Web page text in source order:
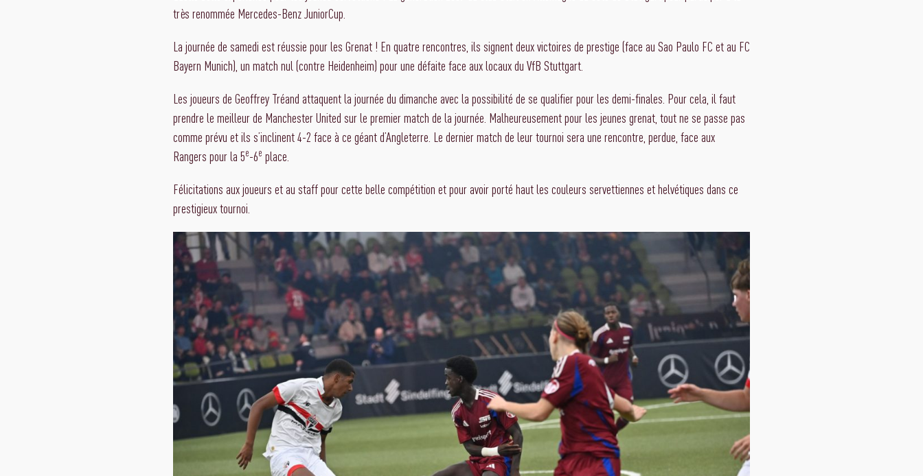
très renommée Mercedes-Benz JuniorCup.
La journée de samedi est réussie pour les Grenat ! En quatre rencontres, ils signent deux victoires de prestige (face au Sao Paulo FC et au FC
Bayern Munich), un match nul (contre Heidenheim) pour une défaite face aux locaux du VfB Stuttgart.
Les joueurs de Geoffrey Tréand attaquent la journée du dimanche avec la possibilité de se qualifier pour les demi-finales. Pour cela, il faut
prendre le meilleur de Manchester United sur le premier match de la journée. Malheureusement pour les jeunes grenat, tout ne se passe pas
comme prévu et ils s’inclinent 4-2 face à ce géant d’Angleterre. Le dernier match de leur tournoi sera une rencontre, perdue, face aux
Rangers pour la 5e-6e place.
Félicitations aux joueurs et au staff pour cette belle compétition et pour avoir porté haut les couleurs servettiennes et helvétiques dans ce
prestigieux tournoi.